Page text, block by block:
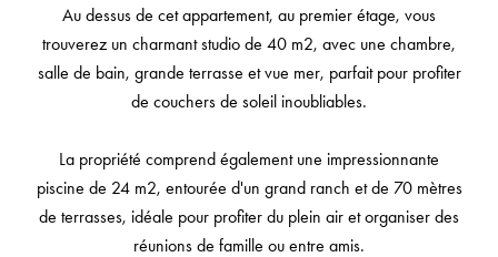
Au dessus de cet appartement, au premier étage, vous
trouverez un charmant studio de 40 m2, avec une chambre,
salle de bain, grande terrasse et vue mer, parfait pour profiter
de couchers de soleil inoubliables.
La propriété comprend également une impressionnante
piscine de 24 m2, entourée d'un grand ranch et de 70 mètres
de terrasses, idéale pour profiter du plein air et organiser des
réunions de famille ou entre amis.